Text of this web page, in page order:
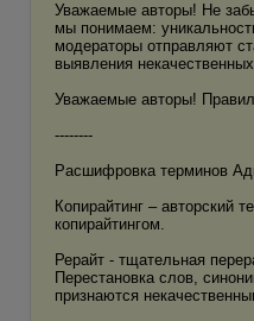
Уважаемые авторы! Не
мы понимаем:
модераторы отправляют
выявления
Уважаемые авторы!
--------
Расшифровка терминов
Копирайтинг – авторский
копирайтингом.
Рерайт - тщательная
Перестановка слов,
признаются